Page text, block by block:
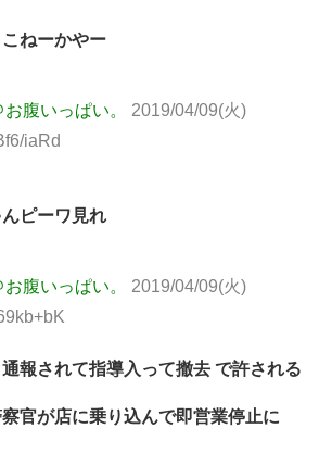
ねーかやー
腹いっぱい。
2019/04/09(火)
iaRd
ピーワ見れ
腹いっぱい。
2019/04/09(火)
報されて指導入って撤去 で許される
官が店に乗り込んで即営業停止に